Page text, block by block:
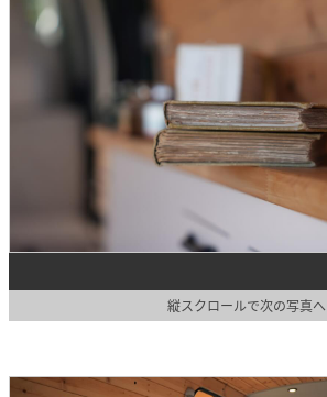
縦スクロールで次の写真へ